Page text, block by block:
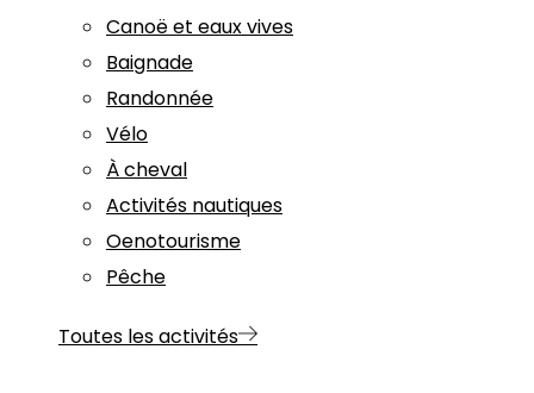
Canoë et eaux vives
Baignade
Randonnée
Vélo
À cheval
Activités nautiques
Oenotourisme
Pêche
Toutes les activités